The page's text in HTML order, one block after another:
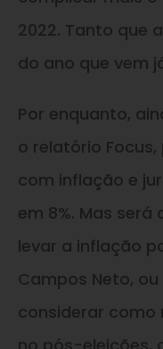
2022. Tanto que
do ano que vem
Por enquanto,
o relatório
com inflação e
em 8%. Mas
levar a inflação
Campos Neto,
considerar como